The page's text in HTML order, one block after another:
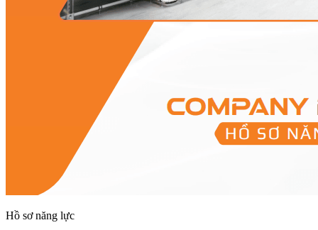
Hồ sơ năng lực